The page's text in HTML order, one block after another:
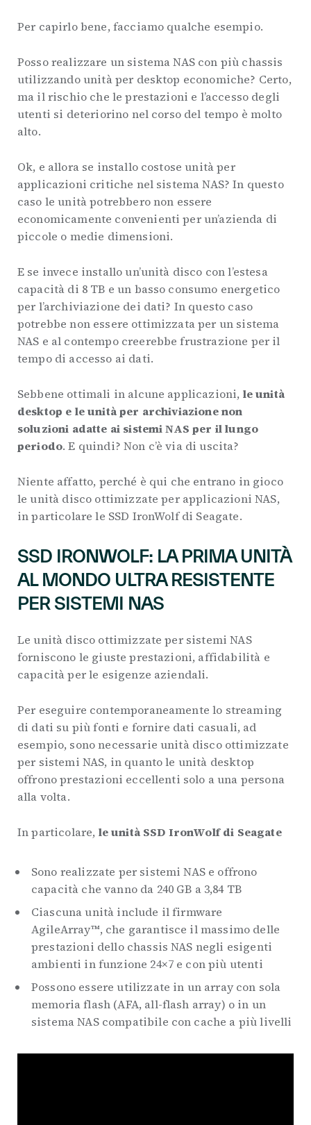
Per capirlo bene, facciamo qualche esempio.
Posso realizzare un sistema NAS con più chassis
utilizzando unità per desktop economiche? Certo,
ma il rischio che le prestazioni e l’accesso degli
utenti si deteriorino nel corso del tempo è molto
alto.
Ok, e allora se installo costose unità per
applicazioni critiche nel sistema NAS? In questo
caso le unità potrebbero non essere
economicamente convenienti per un’azienda di
piccole o medie dimensioni.
E se invece installo un’unità disco con l’estesa
capacità di 8 TB e un basso consumo energetico
per l’archiviazione dei dati? In questo caso
potrebbe non essere ottimizzata per un sistema
NAS e al contempo creerebbe frustrazione per il
tempo di accesso ai dati.
Sebbene ottimali in alcune applicazioni, le unità
desktop e le unità per archiviazione non
soluzioni adatte ai sistemi NAS per il lungo
periodo. E quindi? Non c’è via di uscita?
Niente affatto, perché è qui che entrano in gioco
le unità disco ottimizzate per applicazioni NAS,
in particolare le SSD IronWolf di Seagate.
SSD IRONWOLF: LA PRIMA UNITÀ
AL MONDO ULTRA RESISTENTE
PER SISTEMI NAS
Le unità disco ottimizzate per sistemi NAS
forniscono le giuste prestazioni, affidabilità e
capacità per le esigenze aziendali.
Per eseguire contemporaneamente lo streaming
di dati su più fonti e fornire dati casuali, ad
esempio, sono necessarie unità disco ottimizzate
per sistemi NAS, in quanto le unità desktop
offrono prestazioni eccellenti solo a una persona
alla volta.
In particolare, le unità SSD IronWolf di Seagate
Sono realizzate per sistemi NAS e offrono
capacità che vanno da 240 GB a 3,84 TB
Ciascuna unità include il firmware
AgileArray™, che garantisce il massimo delle
prestazioni dello chassis NAS negli esigenti
ambienti in funzione 24×7 e con più utenti
Possono essere utilizzate in un array con sola
memoria flash (AFA, all-flash array) o in un
sistema NAS compatibile con cache a più livelli